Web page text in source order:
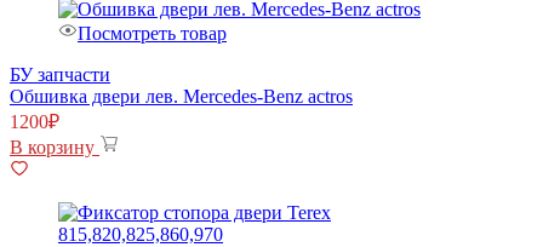
Посмотреть товар
БУ запчасти
Обшивка двери лев. Mercedes-Benz actros
1200₽
В корзину